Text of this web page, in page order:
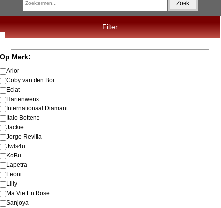
Filter
Op Merk:
Arior
Coby van den Bor
Eclat
Hartenwens
Internationaal Diamant
Italo Bottene
Jackie
Jorge Revilla
Jwls4u
KoBu
Lapetra
Leoni
Lilly
Ma Vie En Rose
Sanjoya